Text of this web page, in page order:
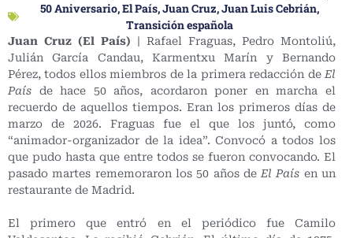
50 Aniversario,El País,Juan Cruz,Juan Luis Cebrián,
Transición española
Juan Cruz (El País) | Rafael Fraguas, Pedro Montoliú,
Julián García Candau, Karmentxu Marín y Bernando
Pérez, todos ellos miembros de la primera redacción de El
País de hace 50 años, acordaron poner en marcha el
recuerdo de aquellos tiempos. Eran los primeros días de
marzo de 2026. Fraguas fue el que los juntó, como
“animador-organizador de la idea”. Convocó a todos los
que pudo hasta que entre todos se fueron convocando. El
pasado martes rememoraron los 50 años de El País en un
restaurante de Madrid.
El primero que entró en el periódico fue Camilo